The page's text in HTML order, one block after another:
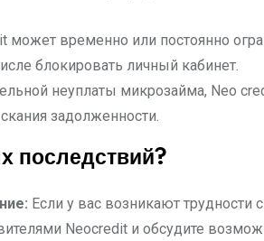
может временно или постоянно
блокировать личный кабинет.
неуплаты микрозайма, Neo
задолженности.
последствий?
Если у вас возникают трудности с
Neocredit и обсудите